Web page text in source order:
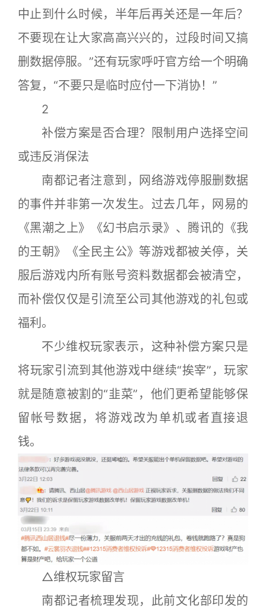
中止到什么时候，半年后再关还是一年后？
不要现在让大家高高兴兴的，过段时间又搞
删数据停服。”还有玩家呼吁官方给一个明确
答复，“不要只是临时应付一下消协！”
2
补偿方案是否合理？限制用户选择空间
或违反消保法
南都记者注意到，网络游戏停服删数据
的事件并非第一次发生。过去几年，网易的
《黑潮之上》《幻书启示录》、腾讯的《我
的王朝》《全民主公》等游戏都被关停，关
服后游戏内所有账号资料数据都会被清空，
而补偿仅仅是引流至公司其他游戏的礼包或
福利。
不少维权玩家表示，这种补偿方案只是
将玩家引流到其他游戏中继续“挨宰”，玩家
就是随意被割的“韭菜”，他们更希望能够保
留帐号数据，将游戏改为单机或者直接退
钱。
△维权玩家留言
南都记者梳理发现，此前文化部印发的